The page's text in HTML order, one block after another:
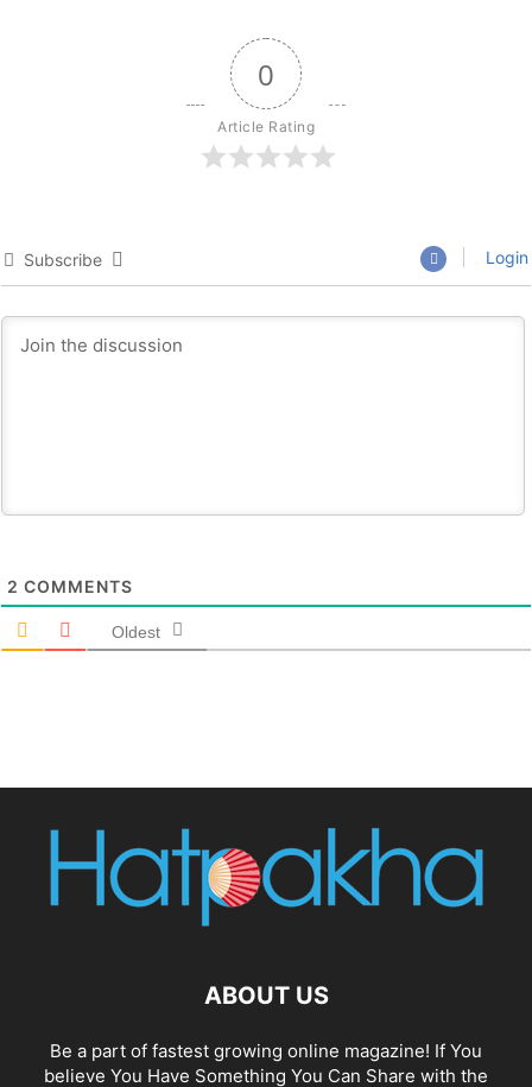
0
Article Rating
Subscribe Login
2 COMMENTS
Oldest
ABOUT US
Be a part of fastest growing online magazine! If You
believe You Have Something You Can Share with the